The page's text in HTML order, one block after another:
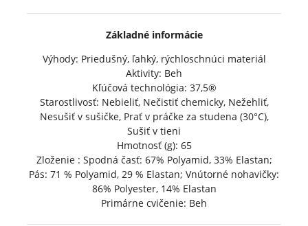
Základné informácie
Výhody: Priedušný, ľahký, rýchloschnúci materiál
Aktivity: Beh
Kľúčová technológia: 37,5®
Starostlivosť: Nebieliť, Nečistiť chemicky, Nežehliť,
Nesušiť v sušičke, Prať v práčke za studena (30°C),
Sušiť v tieni
Hmotnosť (g): 65
Zloženie : Spodná časť: 67% Polyamid, 33% Elastan;
Pás: 71 % Polyamid, 29 % Elastan; Vnútorné nohavičky:
86% Polyester, 14% Elastan
Primárne cvičenie: Beh